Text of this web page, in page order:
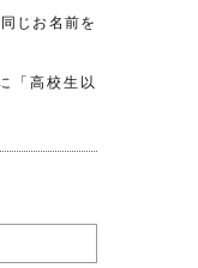
じお名前を
「高校生以